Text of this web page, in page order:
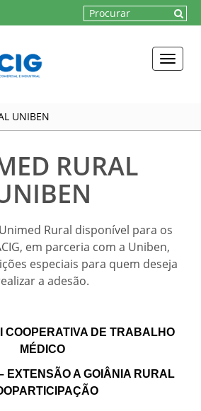
Toggle
UNIBEN
RURAL
Rural disponível para os
em parceria com a Uniben,
especiais para quem deseja
a adesão.
COOPERATIVA DE TRABALHO
MÉDICO
EXTENSÃO A GOIÂNIA RURAL